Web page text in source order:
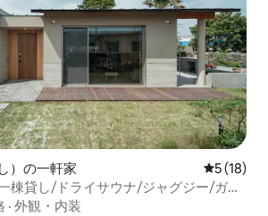
）の一軒家 レビュー
5 (18)
棟貸し/ドライサウナ/ジャグジー/ガー
物預かり/猫ちゃん
· 外観・内装